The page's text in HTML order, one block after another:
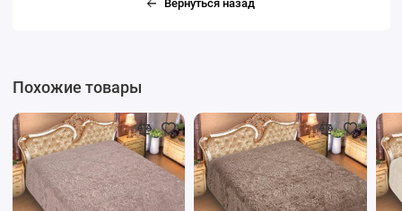
Вернуться назад
Похожие товары